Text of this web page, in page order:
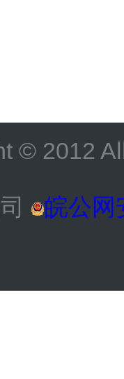
© 2012
皖公网